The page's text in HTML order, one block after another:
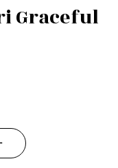
Graceful